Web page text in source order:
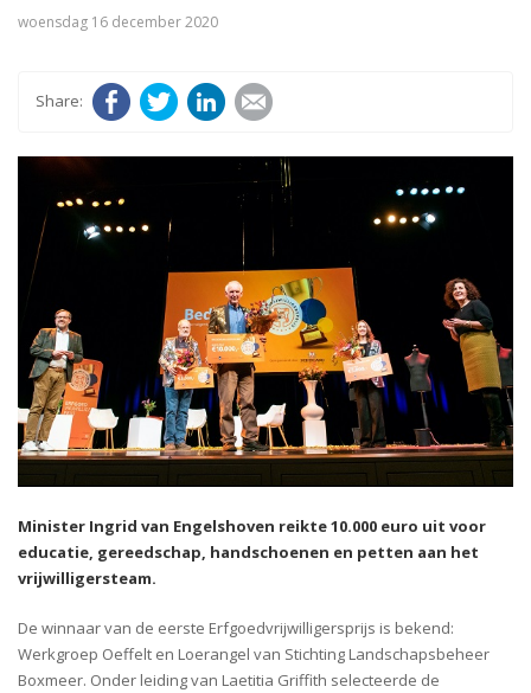
woensdag 16 december 2020
FacebookTwitter LinkedIn
Minister Ingrid van Engelshoven reikte 10.000 euro uit voor
educatie, gereedschap, handschoenen en petten aan het
vrijwilligersteam.
De winnaar van de eerste Erfgoedvrijwilligersprijs is bekend:
Werkgroep Oeffelt en Loerangel van Stichting Landschapsbeheer
Boxmeer. Onder leiding van Laetitia Griffith selecteerde de